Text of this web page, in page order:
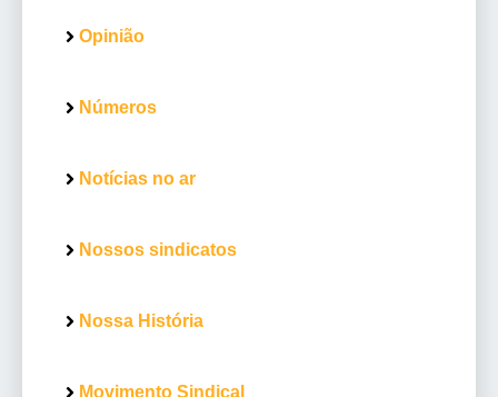
Opinião
Números
Notícias no ar
Nossos sindicatos
Nossa História
Movimento Sindical